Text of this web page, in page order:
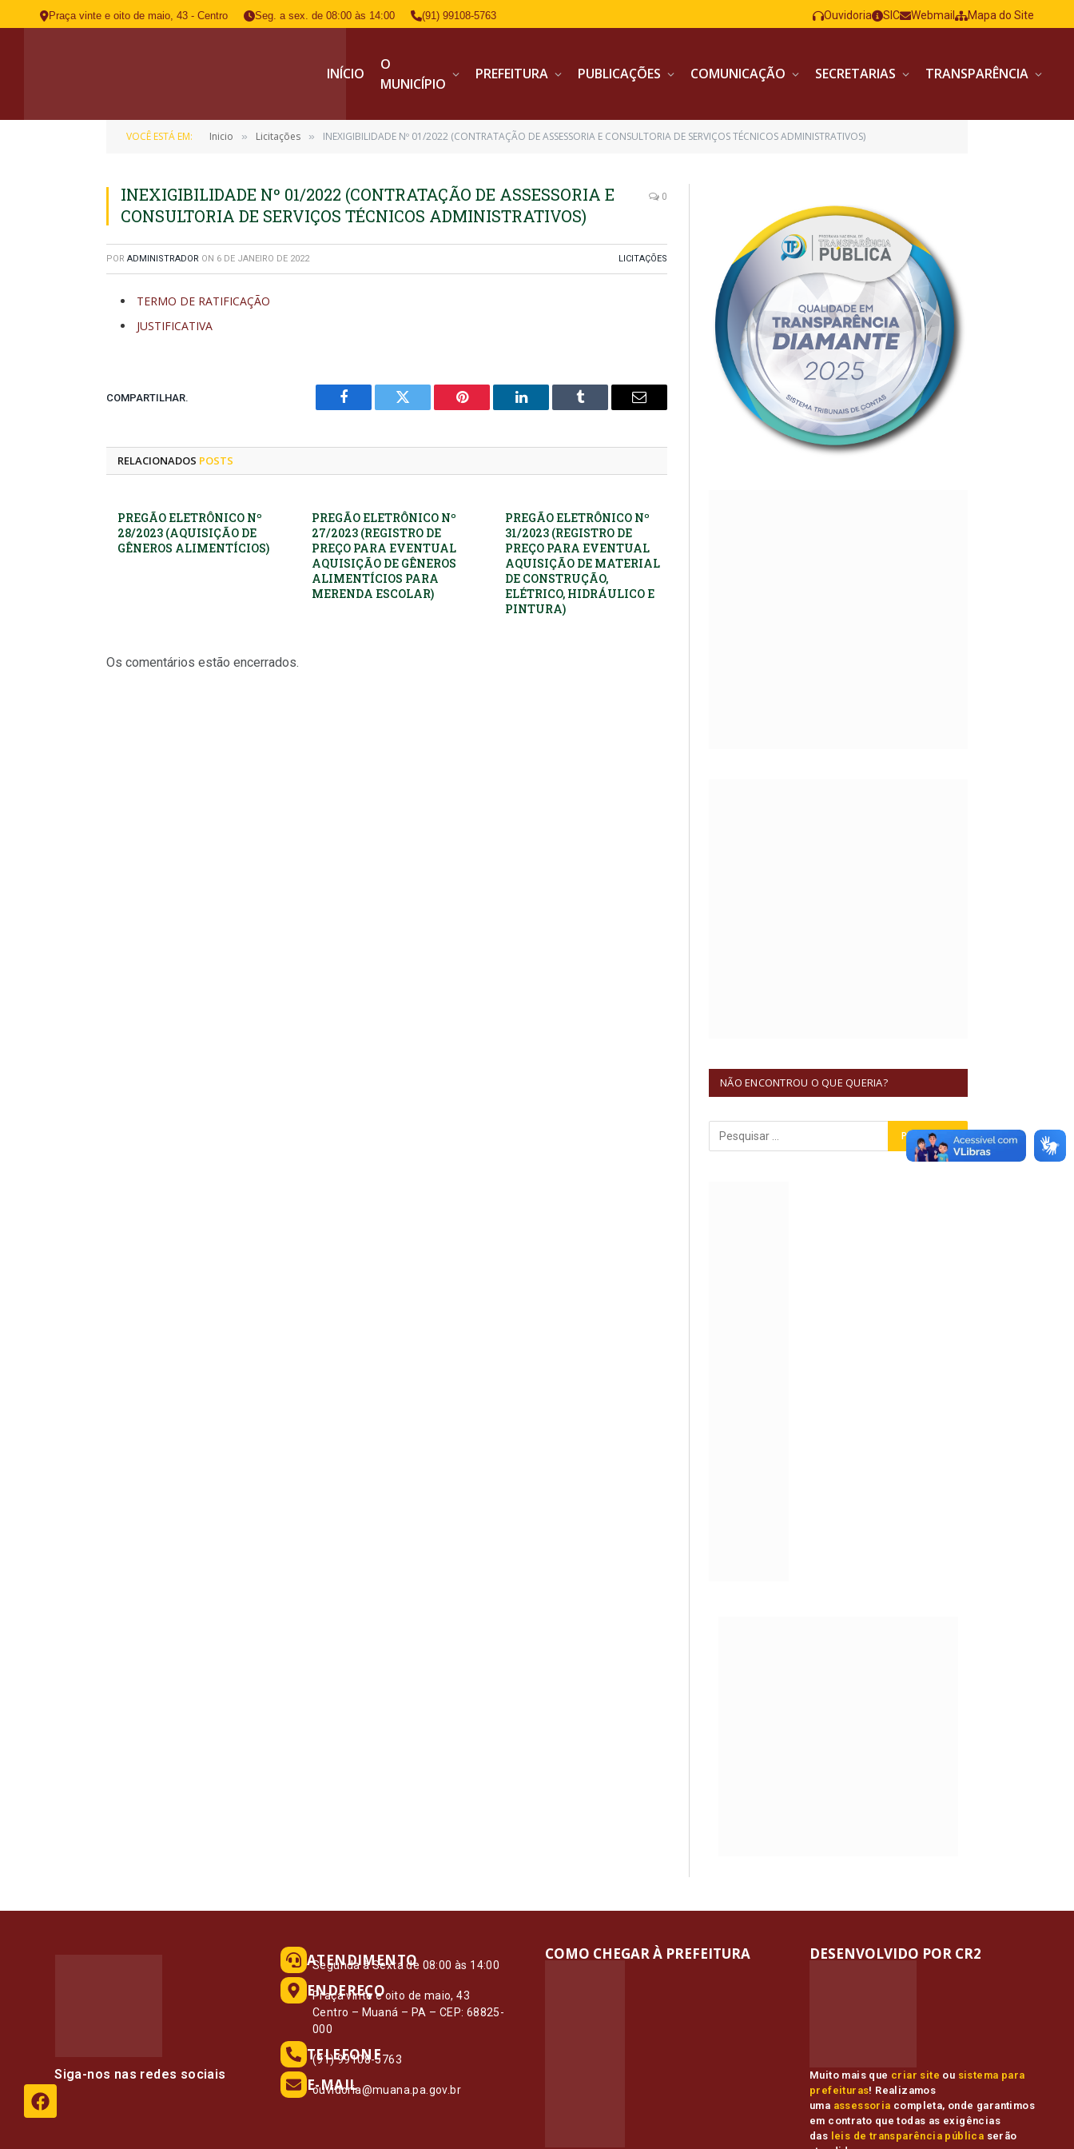
Praça vinte e oito de maio, 43 - Centro Seg. a sex. de 08:00 às 14:00 (91) 99108-5763 Ouvidoria SIC Webmail Mapa do Site
INÍCIO
O
MUNICÍPIO
PREFEITURA PUBLICAÇÕES COMUNICAÇÃO SECRETARIAS TRANSPARÊNCIA
VOCÊ ESTÁ EM: Inicio » Licitações » INEXIGIBILIDADE Nº 01/2022 (CONTRATAÇÃO DE ASSESSORIA E CONSULTORIA DE SERVIÇOS TÉCNICOS ADMINISTRATIVOS)
INEXIGIBILIDADE Nº 01/2022 (CONTRATAÇÃO DE ASSESSORIA E
CONSULTORIA DE SERVIÇOS TÉCNICOS ADMINISTRATIVOS)
0
POR ADMINISTRADOR ON 6 DE JANEIRO DE 2022 LICITAÇÕES
TERMO DE RATIFICAÇÃO
JUSTIFICATIVA
COMPARTILHAR.
Facebook Twitter Pinterest LinkedIn Tumblr
E-
RELACIONADOS POSTS
PREGÃO ELETRÔNICO Nº
28/2023 (AQUISIÇÃO DE
GÊNEROS ALIMENTÍCIOS)
PREGÃO ELETRÔNICO Nº
27/2023 (REGISTRO DE
PREÇO PARA EVENTUAL
AQUISIÇÃO DE GÊNEROS
ALIMENTÍCIOS PARA
MERENDA ESCOLAR)
PREGÃO ELETRÔNICO Nº
31/2023 (REGISTRO DE
PREÇO PARA EVENTUAL
AQUISIÇÃO DE MATERIAL
DE CONSTRUÇÃO,
ELÉTRICO, HIDRÁULICO E
PINTURA)
Os comentários estão encerrados.
NÃO ENCONTROU O QUE QUERIA?
Siga-nos nas redes sociais
ATENDIMENTO
Segunda à Sexta de 08:00 às 14:00
ENDEREÇO
Praça vinte e oito de maio, 43
Centro – Muaná – PA – CEP: 68825-
000
TELEFONE
(91) 99108-5763
E-MAIL
ouvidoria@muana.pa.gov.br
COMO CHEGAR À PREFEITURA
Muito mais que criar site ou sistema para
prefeituras! Realizamos
uma assessoria completa, onde garantimos
em contrato que todas as exigências
das leis de transparência pública serão
DESENVOLVIDO POR CR2